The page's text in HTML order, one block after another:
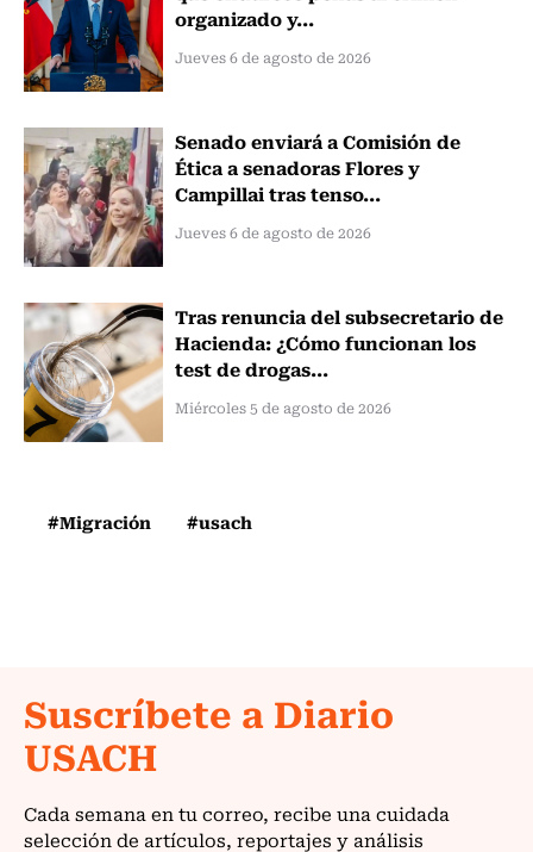
organizado y...
Jueves 6 de agosto de 2026
Senado enviará a Comisión de
Ética a senadoras Flores y
Campillai tras tenso...
Jueves 6 de agosto de 2026
Tras renuncia del subsecretario de
Hacienda: ¿Cómo funcionan los
test de drogas...
Miércoles 5 de agosto de 2026
#Migración #usach